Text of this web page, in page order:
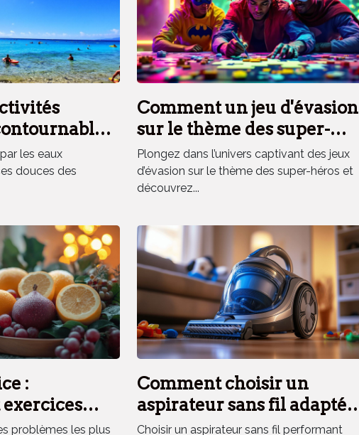
les eaux
douces des
Comment un jeu d'évasion
sur le thème des super-
héros renforce la cohésion
d'équipe ?
Plongez dans l’univers captivant des jeux
d’évasion sur le thème des super-héros et
découvrez...
:
problèmes les plus
Comment choisir un
aspirateur sans fil adapté
aux besoins des ménages
Choisir un aspirateur sans fil performant